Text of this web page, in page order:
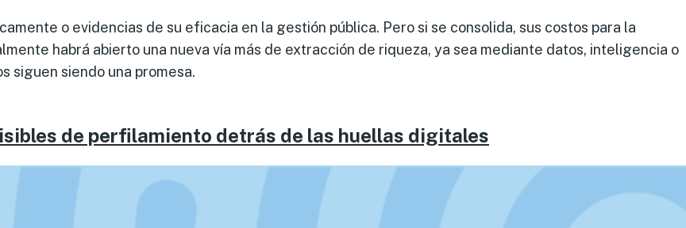
o evidencias de su eficacia en la gestión pública. Pero si se consolida, sus costos para la
habrá abierto una nueva vía más de extracción de riqueza, ya sea mediante datos, inteligencia o
siguen siendo una promesa.
de perfilamiento detrás de las huellas digitales